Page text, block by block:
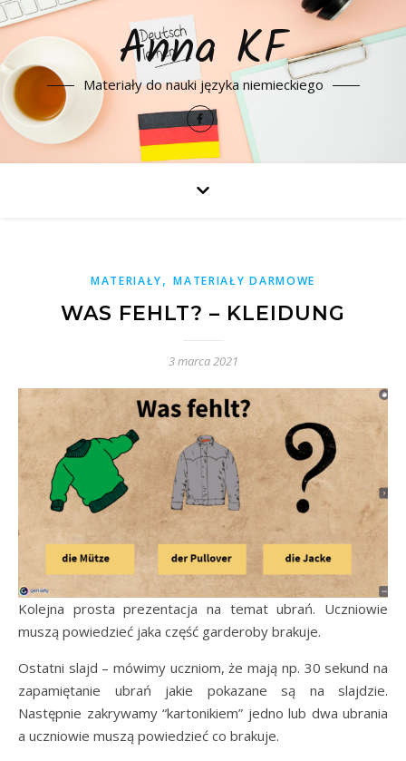
Anna KF
Materiały do nauki języka niemieckiego
MATERIAŁY,MATERIAŁY DARMOWE
WAS FEHLT? – KLEIDUNG
3 marca 2021
Kolejna prosta prezentacja na temat ubrań. Uczniowie
muszą powiedzieć jaka część garderoby brakuje.
Ostatni slajd – mówimy uczniom, że mają np. 30 sekund na
zapamiętanie ubrań jakie pokazane są na slajdzie.
Następnie zakrywamy “kartonikiem” jedno lub dwa ubrania
a uczniowie muszą powiedzieć co brakuje.